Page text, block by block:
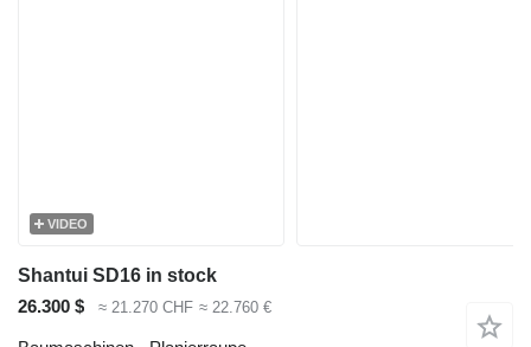
VIDEO
Shantui SD16 in stock
26.300 $
≈ 21.270 CHF ≈ 22.760 €